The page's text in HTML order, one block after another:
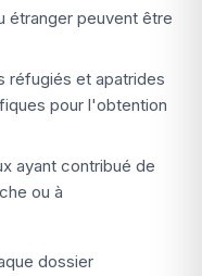
étranger peuvent être
réfugiés et apatrides
pour l'obtention
ayant contribué de
ou à
dossier